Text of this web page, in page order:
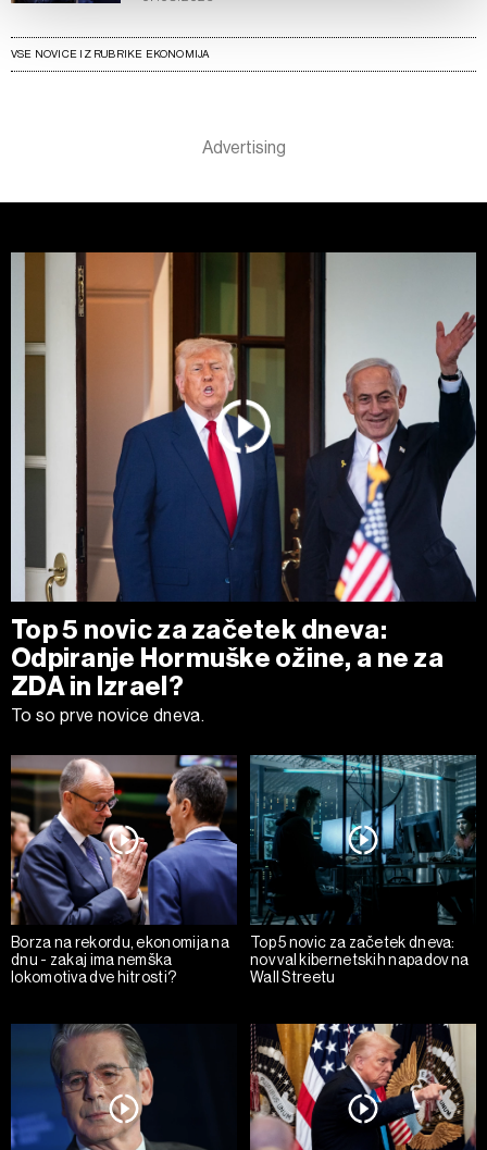
vaših pravicah glede teh podatkov najdete v naši
pa vPolitiki piškotkov.
kadar koli prekličete brez kakršnih koli posledic.
VSE NOVICE IZ RUBRIKE EKONOMIJA
Top 5 novic za začetek dneva:
Odpiranje Hormuške ožine, a ne za
ZDA in Izrael?
To so prve novice dneva.
Borza na rekordu, ekonomija na
dnu - zakaj ima nemška
lokomotiva dve hitrosti?
Top 5 novic za začetek dneva:
nov val kibernetskih napadov na
Wall Streetu